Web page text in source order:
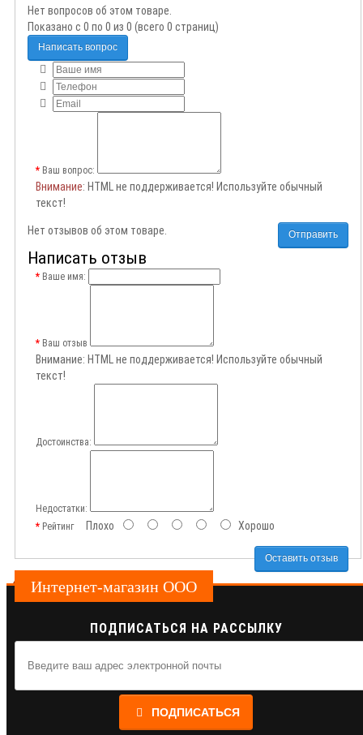
Нет вопросов об этом товаре.
Показано с 0 по 0 из 0 (всего 0 страниц)
Написать вопрос
Ваш вопрос:
Внимание: HTML не поддерживается! Используйте обычный
текст!
Отправить
Нет отзывов об этом товаре.
Написать отзыв
Ваше имя:
Ваш отзыв
Внимание: HTML не поддерживается! Используйте обычный
текст!
Достоинства:
Недостатки:
РейтингПлохо Хорошо
Оставить отзыв
Интернет-магазин ООО
ПОДПИСАТЬСЯ НА РАССЫЛКУ
ПОДПИСАТЬСЯ